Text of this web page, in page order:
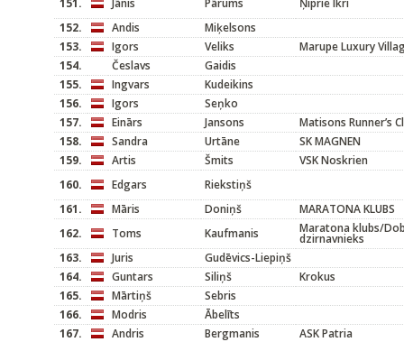
151. Jānis Pārums
Ņiprie Ikri
152.
Andis
Miķelsons
153.
Igors Veliks
Marupe Luxury
154.
Česlavs
Gaidis
155.
Ingvars
Kudeikins
156.
Igors
Seņko
157.
Einārs Jansons
Matisons Runner’s
158.
Sandra Urtāne
SK MAGNEN
159.
Artis Šmits
VSK Noskrien
160.
Edgars
Riekstiņš
161.
Māris Doniņš
MARATONA KLUBS
162.
Toms Kaufmanis Maratona klubs/
dzirnavnieks
163.
Juris
Gudēvics-Liepiņš
164.
Guntars Siliņš
Krokus
165.
Mārtiņš
Sebris
166.
Modris
Ābelīts
167.
Andris Bergmanis
ASK Patria